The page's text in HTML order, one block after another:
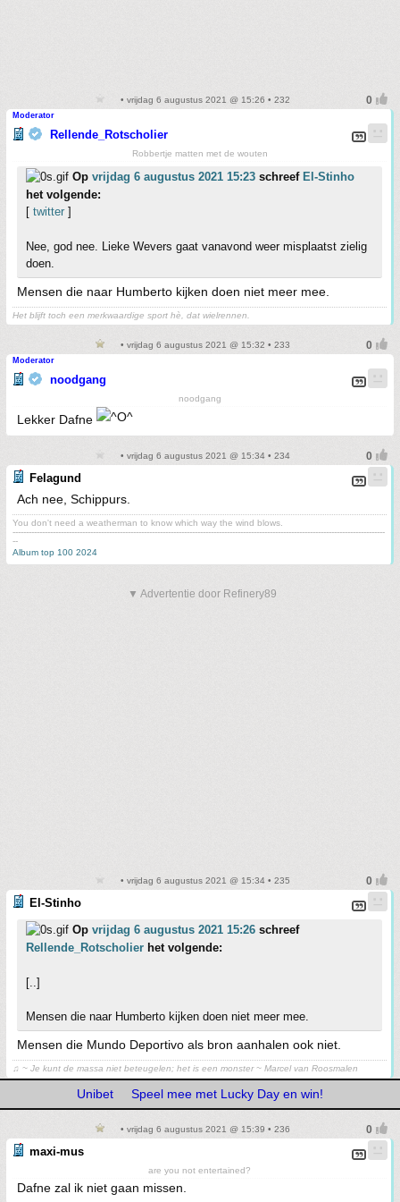
• vrijdag 6 augustus 2021 @ 15:26 • 232
Moderator
Rellende_Rotscholier
Robbertje matten met de wouten
Op vrijdag 6 augustus 2021 15:23 schreef El-Stinho
het volgende:
[ twitter ]
Nee, god nee. Lieke Wevers gaat vanavond weer misplaatst zielig
doen.
Mensen die naar Humberto kijken doen niet meer mee.
Het blijft toch een merkwaardige sport hè, dat wielrennen.
• vrijdag 6 augustus 2021 @ 15:32 • 233
Moderator
noodgang
noodgang
Lekker Dafne
• vrijdag 6 augustus 2021 @ 15:34 • 234
Felagund
Ach nee, Schippurs.
You don't need a weatherman to know which way the wind blows.
-------------------------------------------------------------------------------------------------------------------------------------------
--
Album top 100 2024
▼ Advertentie door Refinery89
• vrijdag 6 augustus 2021 @ 15:34 • 235
El-Stinho
Op vrijdag 6 augustus 2021 15:26 schreef
Rellende_Rotscholier het volgende:
[..]
Mensen die naar Humberto kijken doen niet meer mee.
Mensen die Mundo Deportivo als bron aanhalen ook niet.
♫ ~ Je kunt de massa niet beteugelen; het is een monster ~ Marcel van Roosmalen
Unibet Speel mee met Lucky Day en win!
• vrijdag 6 augustus 2021 @ 15:39 • 236
maxi-mus
are you not entertained?
Dafne zal ik niet gaan missen.